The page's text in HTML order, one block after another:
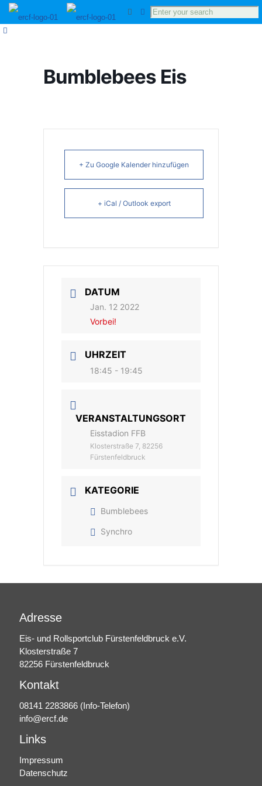
Bumblebees Eis
+ Zu Google Kalender hinzufügen
+ iCal / Outlook export
DATUM
Jan. 12 2022
Vorbei!
UHRZEIT
18:45 - 19:45
VERANSTALTUNGSORT
Eisstadion FFB
Klosterstraße 7, 82256
Fürstenfeldbruck
KATEGORIE
Bumblebees
Synchro
Adresse
Eis- und Rollsportclub Fürstenfeldbruck e.V.
Klosterstraße 7
82256 Fürstenfeldbruck
Kontakt
08141 2283866 (Info-Telefon)
info@ercf.de
Links
Impressum
Datenschutz